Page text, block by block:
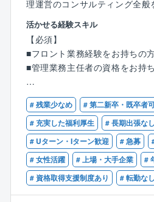
んどの社員はその時間までに退
■転勤について：転勤なしの総
ア職が選べます。
総合職の場合も、ブロック制度
アから、転勤範囲を選べる制度
異動が発生する場合は本人の希
に確認しています。
転居をともなう異動が発生す
り。
【入社後の研修】
★同社は専門の研修施設を保有
中途入社者は入社後1～2か月の
者を集めた研修を1泊2日で行
理運営のコンサルティング全般
一人あたりの管理物件は10～12
【具体的には】
＜組合運営サポート＞
■総会/理事会の企画/運営サポー
■会計/出納業務のサポート
＜建物管理＞
■定期健診と建物/設備等総合点
■長期修繕計画策定/提案営業
＜コミュニティ支援＞
■生活マナーに関するトラブルの
■大規模改修工事等の大事業に
活かせる経験スキル
【必須】
■フロント業務経験をお持ちの
■管理業務主任者の資格をお持
【歓迎】
■マンション管理士
■宅地建物取引主任者
■建築関連資格（建築士、施工
※建築の知識は修繕などの際に
# 残業少なめ # 第二新卒・既卒者
# 充実した福利厚生
# 長期出張なし
# Uターン・Iターン歓迎
# 急募
# 女性活躍
# 上場・大手企業
#
# 資格取得支援制度あり
# 転勤なし